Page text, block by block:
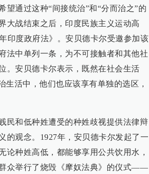
望通过这种“间接统治”和“分而治之”的
大战结束之后，印度民族主义运动高
印度政府法》。安贝德卡尔受邀参加该
法中单列一条，为不可接触者和其他社
。安贝德卡尔表示，既然在社会生活
生活中，他们也应该享有单独的选区，
民和低种姓遭受的种姓歧视提供法律辩
的观念。1927年，安贝德卡尔发起了一
论种姓高低，都能够享用公共饮用水，
众举行了烧毁《摩奴法典》的仪式——